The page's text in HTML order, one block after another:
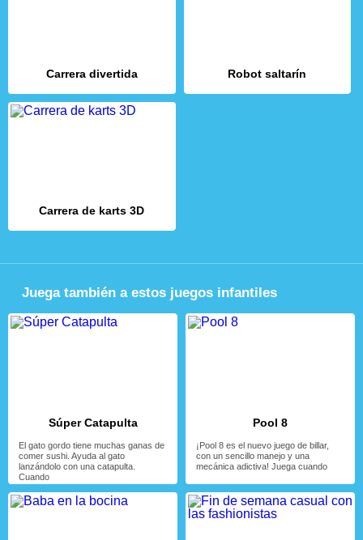
Carrera divertida Robot saltarín
Carrera de karts 3D
Juega también a estos juegos infantiles
Súper Catapulta
El gato gordo tiene muchas ganas de
comer sushi. Ayuda al gato
lanzándolo con una catapulta.
Cuando
Pool 8
¡Pool 8 es el nuevo juego de billar,
con un sencillo manejo y una
mecánica adictiva! Juega cuando